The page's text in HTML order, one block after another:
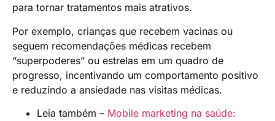
para tornar tratamentos mais atrativos.
Por exemplo, crianças que recebem vacinas ou
seguem recomendações médicas recebem
“superpoderes” ou estrelas em um quadro de
progresso, incentivando um comportamento positivo
e reduzindo a ansiedade nas visitas médicas.
Leia também – Mobile marketing na saúde: